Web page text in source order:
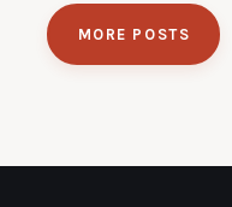
MORE POSTS